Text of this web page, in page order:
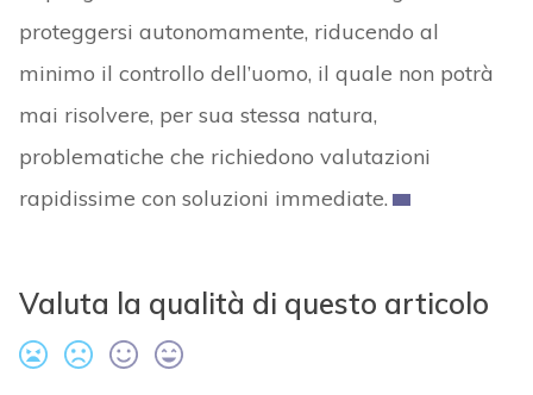
proteggersi autonomamente, riducendo al
minimo il controllo dell’uomo, il quale non potrà
mai risolvere, per sua stessa natura,
problematiche che richiedono valutazioni
rapidissime con soluzioni immediate.
Valuta la qualità di questo articolo